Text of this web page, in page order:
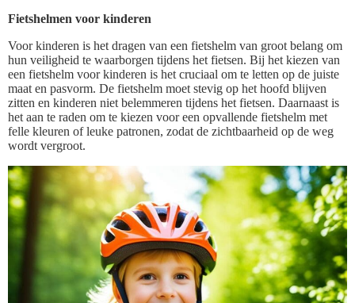
Fietshelmen voor kinderen
Voor kinderen is het dragen van een fietshelm van groot belang om
hun veiligheid te waarborgen tijdens het fietsen. Bij het kiezen van
een fietshelm voor kinderen is het cruciaal om te letten op de juiste
maat en pasvorm. De fietshelm moet stevig op het hoofd blijven
zitten en kinderen niet belemmeren tijdens het fietsen. Daarnaast is
het aan te raden om te kiezen voor een opvallende fietshelm met
felle kleuren of leuke patronen, zodat de zichtbaarheid op de weg
wordt vergroot.